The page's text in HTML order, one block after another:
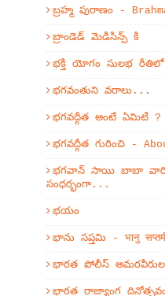
బ్రహ్మ పురాణం -
బ్రాండెడ్ మెడిసిన్స్ కి
భక్తి యోగం సులభ రీతిలో
భగవంతుని వరాలు...
భగవద్గీత అంటే ఏమిటి ?
భగవద్గీత గురించి -
భగవాన్ సాయి బాబా వారి
సంధర్భంగా...
భయం
భాను సప్తమి - भानु
భారత పోలీస్ అమరవీరుల
భారత రాజ్యాంగ